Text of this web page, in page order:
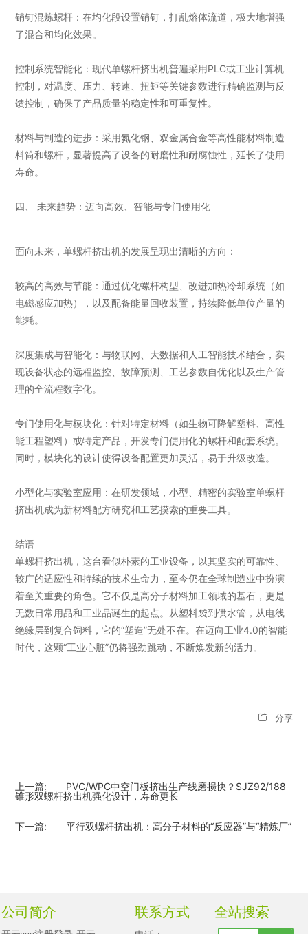
销钉混炼螺杆：在均化段设置销钉，打乱熔体流道，极大地增强
了混合和均化效果。
控制系统智能化：现代单螺杆挤出机普遍采用PLC或工业计算机
控制，对温度、压力、转速、扭矩等关键参数进行精确监测与反
馈控制，确保了产品质量的稳定性和可重复性。
材料与制造的进步：采用氮化钢、双金属合金等高性能材料制造
料筒和螺杆，显著提高了设备的耐磨性和耐腐蚀性，延长了使用
寿命。
四、 未来趋势：迈向高效、智能与专门使用化
面向未来，单螺杆挤出机的发展呈现出清晰的方向：
较高的高效与节能：通过优化螺杆构型、改进加热冷却系统（如
电磁感应加热），以及配备能量回收装置，持续降低单位产量的
能耗。
深度集成与智能化：与物联网、大数据和人工智能技术结合，实
现设备状态的远程监控、故障预测、工艺参数自优化以及生产管
理的全流程数字化。
专门使用化与模块化：针对特定材料（如生物可降解塑料、高性
能工程塑料）或特定产品，开发专门使用化的螺杆和配套系统。
同时，模块化的设计使得设备配置更加灵活，易于升级改造。
小型化与实验室应用：在研发领域，小型、精密的实验室单螺杆
挤出机成为新材料配方研究和工艺摸索的重要工具。
结语
单螺杆挤出机，这台看似朴素的工业设备，以其坚实的可靠性、
较广的适应性和持续的技术生命力，至今仍在全球制造业中扮演
着至关重要的角色。它不仅是高分子材料加工领域的基石，更是
无数日常用品和工业品诞生的起点。从塑料袋到供水管，从电线
绝缘层到复合饲料，它的“塑造”无处不在。在迈向工业4.0的智能
时代，这颗“工业心脏”仍将强劲跳动，不断焕发新的活力。
分享
上一篇:
PVC/WPC中空门板挤出生产线磨损快？SJZ92/188
锥形双螺杆挤出机强化设计，寿命更长
下一篇: 平行双螺杆挤出机：高分子材料的“反应器”与“精炼厂”
公司简介 联系方式 全站搜索